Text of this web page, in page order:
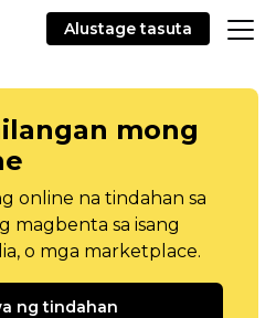
Alustage tasuta
mong
online na tindahan sa
magbenta sa isang
o mga marketplace.
ng tindahan